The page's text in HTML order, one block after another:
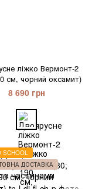
ліжко Вермонт-2
см, чорний оксамит)
8 690 грн
ДОСТАВКА